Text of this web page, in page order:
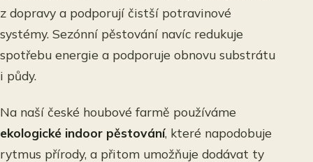
z dopravy a podporují čistší potravinové
systémy. Sezónní pěstování navíc redukuje
spotřebu energie a podporuje obnovu substrátu
i půdy.
Na naší české houbové farmě používáme
ekologické indoor pěstování, které napodobuje
rytmus přírody, a přitom umožňuje dodávat ty